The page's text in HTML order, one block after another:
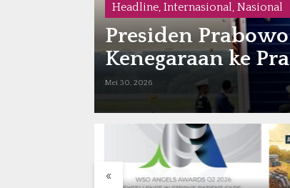
Headline, Internasional, Nasional
Presiden
Kenegaraan ke
Mei 30, 2026
«